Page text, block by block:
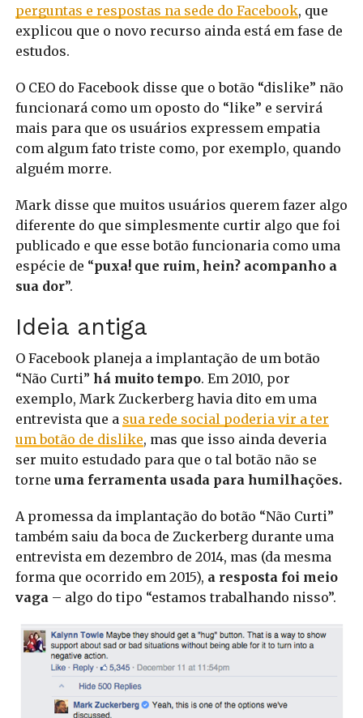
perguntas e respostas na sede do Facebook, que
explicou que o novo recurso ainda está em fase de
estudos.
O CEO do Facebook disse que o botão “dislike” não
funcionará como um oposto do “like” e servirá
mais para que os usuários expressem empatia
com algum fato triste como, por exemplo, quando
alguém morre.
Mark disse que muitos usuários querem fazer algo
diferente do que simplesmente curtir algo que foi
publicado e que esse botão funcionaria como uma
espécie de “puxa! que ruim, hein? acompanho a
sua dor”.
Ideia antiga
O Facebook planeja a implantação de um botão
“Não Curti” há muito tempo. Em 2010, por
exemplo, Mark Zuckerberg havia dito em uma
entrevista que a sua rede social poderia vir a ter
um botão de dislike, mas que isso ainda deveria
ser muito estudado para que o tal botão não se
torne uma ferramenta usada para humilhações.
A promessa da implantação do botão “Não Curti”
também saiu da boca de Zuckerberg durante uma
entrevista em dezembro de 2014, mas (da mesma
forma que ocorrido em 2015), a resposta foi meio
vaga– algo do tipo “estamos trabalhando nisso”.